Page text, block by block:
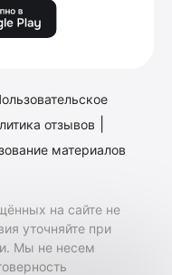
отзывов
материалов
на сайте не
уточняйте при
Мы не несем